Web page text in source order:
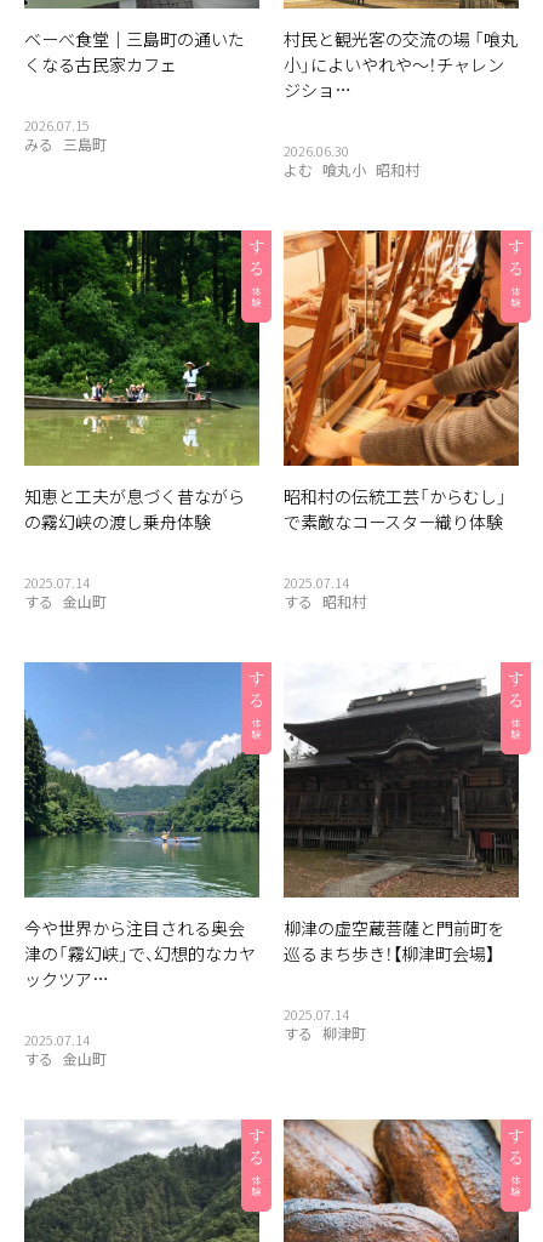
ベーべ食堂｜三島町の通いた
くなる古民家カフェ
2026.07.15
みる 三島町
村民と観光客の交流の場 「喰丸
小」によいやれや〜！チャレン
ジショ…
2026.06.30
よむ 喰丸小 昭和村
知恵と工夫が息づく昔ながら
の霧幻峡の渡し乗舟体験
2025.07.14
する 金山町
昭和村の伝統工芸「からむし」
で素敵なコースター織り体験
2025.07.14
する 昭和村
今や世界から注目される奥会
津の「霧幻峡」で、幻想的なカヤ
ックツア…
2025.07.14
する 金山町
柳津の虚空蔵菩薩と門前町を
巡るまち歩き！【柳津町会場】
2025.07.14
する 柳津町